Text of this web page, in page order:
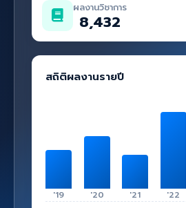
ผลงานวิชาการ
8,432
สถิติผลงานรายปี
'19 '20 '21 '22